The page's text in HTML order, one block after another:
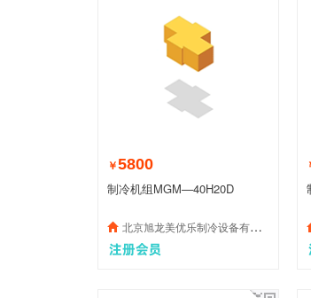
￥5800
制冷机组MGM—40H20D
北京旭龙美优乐制冷设备有限公司